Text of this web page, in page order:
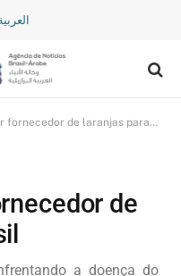
de laranjas para Brasil
de
a doença do